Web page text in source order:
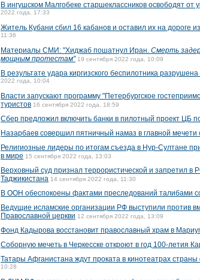
В ингушском Малгобеке старшеклассников освободят от
2022 года, 17:33
Житель Кубани сбил 16 кабанов и оставил их на дороге
11:36
Материалы СМИ: "Хиджаб пошатнул Иран. Смерть
мощным протестам" 19 сентября 2022 года, 10:09
В результате удара киргизского беспилотника
2022 года, 10:04
Власти запускают программу "Петербургское
туристов 16 сентября 2022 года, 18:59
Сбер предложил включить банки в пилотный проект ЦБ
Назарбаев совершил пятничный намаз в главной мечети
Религиозные лидеры по итогам съезда в Нур-Султане
в мире 15 сентября 2022 года, 13:03
Верховный суд признал террористической и запретил в
Таджикистана 14 сентября 2022 года, 11:30
В ООН обеспокоены фактами преследований талибами
Ведущие исламские организации РФ выступили против
Православной церкви 12 сентября 2022 года, 13:09
Фонд Кадырова восстановит православный храм в
Соборную мечеть в Черкесске откроют в год 100-летия
Татары Афганистана ждут проката в кинотеатрах
10:28